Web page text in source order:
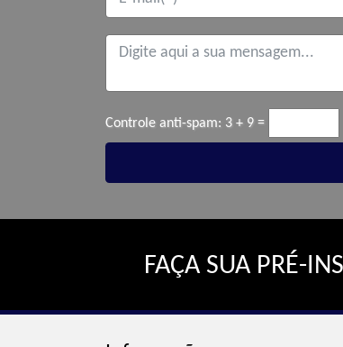
Controle anti-spam: 3 + 9 =
FAÇA SUA PRÉ-